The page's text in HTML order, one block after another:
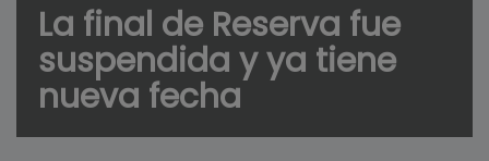
La final de Reserva fue
suspendida y ya tiene
nueva fecha